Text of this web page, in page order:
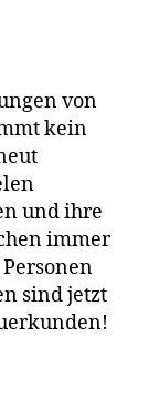
von
kein
und ihre
immer
sind jetzt